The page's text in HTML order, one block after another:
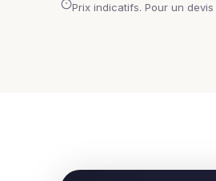
Prix indicatifs. Pour un